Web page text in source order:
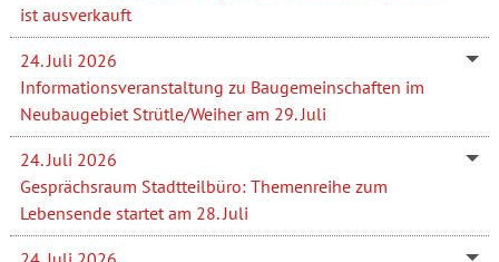
ist ausverkauft
24. Juli 2026
Informationsveranstaltung zu Baugemeinschaften im
Neubaugebiet Strütle/Weiher am 29. Juli
24. Juli 2026
Gesprächsraum Stadtteilbüro: Themenreihe zum
Lebensende startet am 28. Juli